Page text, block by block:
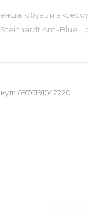
обувь и
Anti-Blue
6976191542220